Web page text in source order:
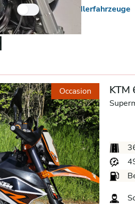
Nur Händlerfahrzeuge
option
Occasion KTM